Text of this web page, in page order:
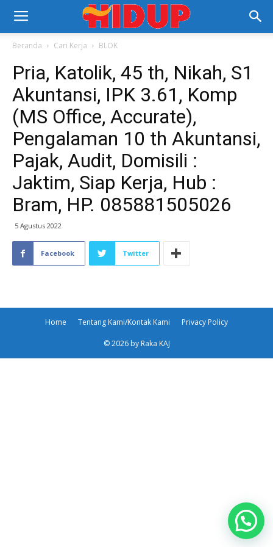
Beranda Cari Kerja BLOK
Pria, Katolik, 45 th, Nikah, S1
Akuntansi, IPK 3.61, Komp
(MS Office, Accurate),
Pengalaman 10 th Akuntansi,
Pajak, Audit, Domisili :
Jaktim, Siap Kerja, Hub :
Bram, HP. 085881505026
5 Agustus 2022
Facebook Twitter
Home Tentang Kami/Kontak Kami Privacy Policy
© 2026 by Raka KAJ